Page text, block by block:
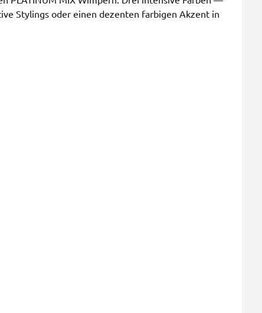
Stylings oder einen dezenten farbigen Akzent in